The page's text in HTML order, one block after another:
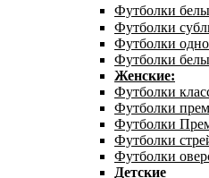
Футболки
Футболки
Футболки
Футболки
Женские:
Футболки
Футболки
Футболки
Футболки
Футболки
Детские